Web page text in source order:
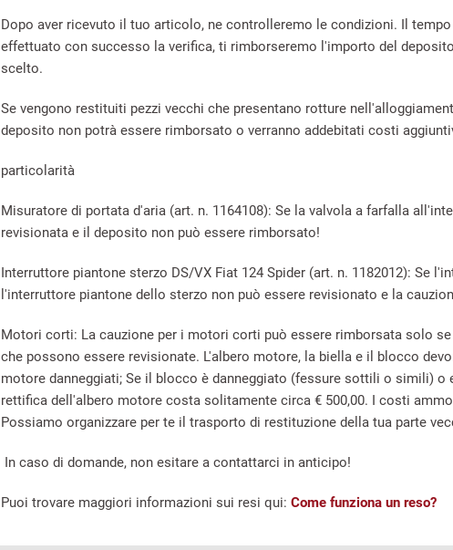
Dopo aver ricevuto il tuo articolo, ne controlleremo le condizioni. Il
effettuato con successo la verifica, ti rimborseremo l'importo del
scelto.
Se vengono restituiti pezzi vecchi che presentano rotture
deposito non potrà essere rimborsato o verranno addebitati costi
particolarità
Misuratore di portata d'aria (art. n. 1164108): Se la valvola a farfalla
revisionata e il deposito non può essere rimborsato!
Interruttore piantone sterzo DS/VX Fiat 124 Spider (art. n. 1182012): Se
l'interruttore piantone dello sterzo non può essere revisionato e la
Motori corti: La cauzione per i motori corti può essere rimborsata solo
che possono essere revisionate. L'albero motore, la biella e il blocco
motore danneggiati; Se il blocco è danneggiato (fessure sottili o simili)
rettifica dell'albero motore costa solitamente circa € 500,00. I costi
Possiamo organizzare per te il trasporto di restituzione della tua parte
In caso di domande, non esitare a contattarci in anticipo!
Puoi trovare maggiori informazioni sui resi qui: Come funziona un reso?